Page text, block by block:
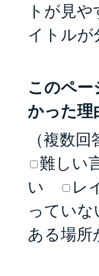
トが見や
イトルが
このペ
かった理
（複数回
難しい
い
レ
っていな
ある場所